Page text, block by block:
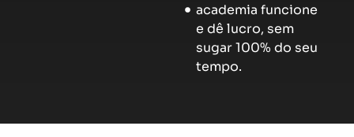
academia funcione
e dê lucro, sem
sugar 100% do seu
tempo.